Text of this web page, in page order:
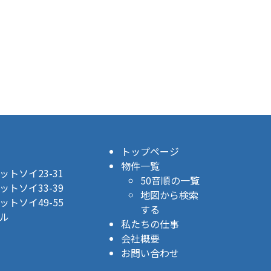
トソイ23-31
トソイ33-39
トソイ49-55
トップページ
物件一覧
50音順の一覧
地図から検索
する
私たちの仕事
会社概要
お問い合わせ